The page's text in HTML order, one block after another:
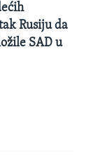
Rusiju da
SAD u